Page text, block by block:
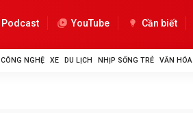
Podcast YouTube Cần biết
CÔNG NGHỆ XE DU LỊCH NHỊP SỐNG TRẺ VĂN HÓA